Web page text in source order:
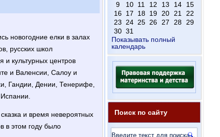
новогодние елки в залах
русских школ
и культурных центров
и Валенсии, Салоу и
Гандии, Дении, Тенерифе,
и время невероятных
в этом году было
9
10 11 12 13 14
15
16 17 18 19 20 21
22
23
24 25 26 27 28
29
30 31
Показывать полный
календарь
Поиск по сайту